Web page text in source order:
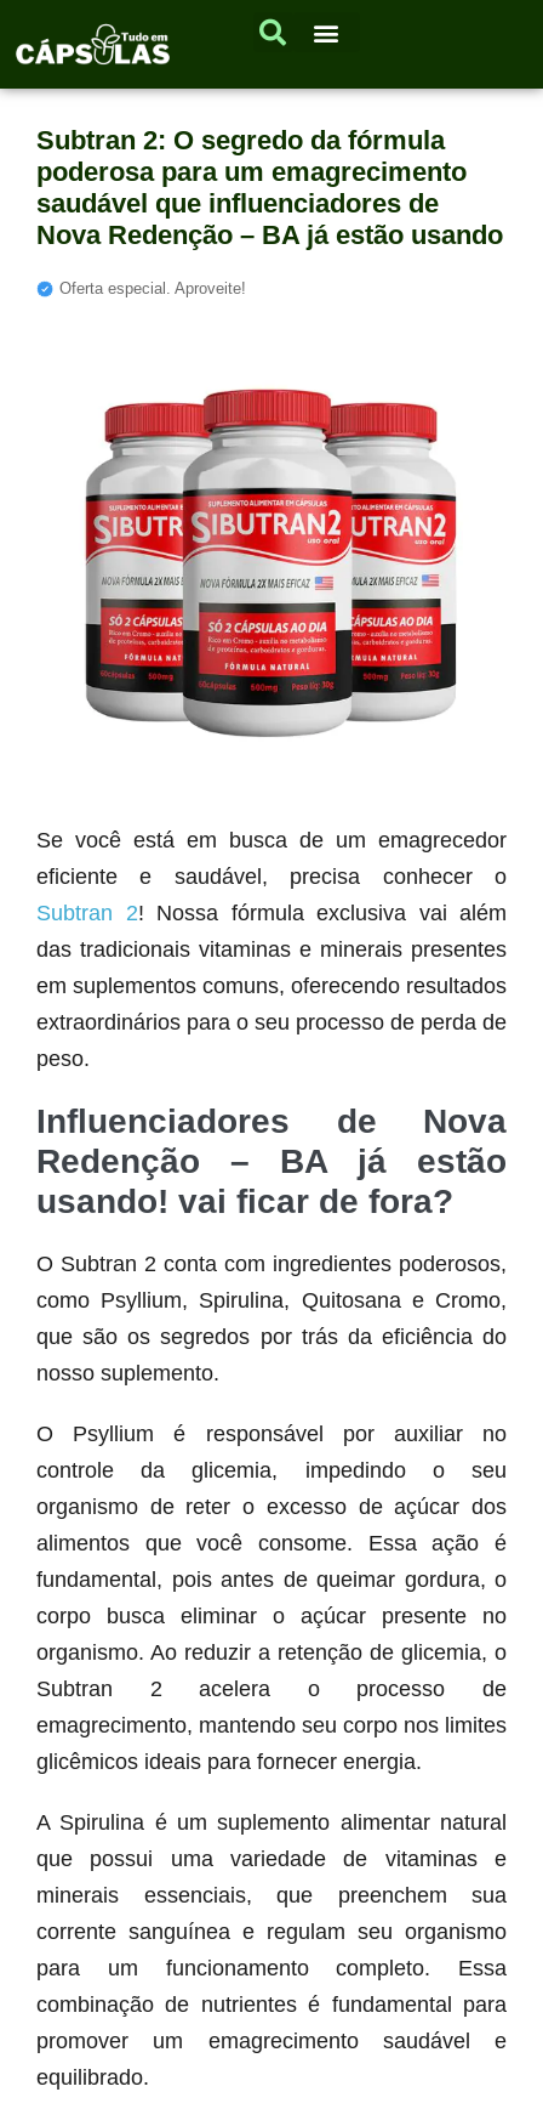
Subtran 2: O segredo da fórmula
poderosa para um emagrecimento
saudável que influenciadores de
Nova Redenção – BA já estão usando
Oferta especial. Aproveite!
Se você está em busca de um emagrecedor
eficiente e saudável, precisa conhecer o
Subtran 2! Nossa fórmula exclusiva vai além
das tradicionais vitaminas e minerais presentes
em suplementos comuns, oferecendo resultados
extraordinários para o seu processo de perda de
peso.
Influenciadores de Nova
Redenção – BA já estão
usando! vai ficar de fora?
O Subtran 2 conta com ingredientes poderosos,
como Psyllium, Spirulina, Quitosana e Cromo,
que são os segredos por trás da eficiência do
nosso suplemento.
O Psyllium é responsável por auxiliar no
controle da glicemia, impedindo o seu
organismo de reter o excesso de açúcar dos
alimentos que você consome. Essa ação é
fundamental, pois antes de queimar gordura, o
corpo busca eliminar o açúcar presente no
organismo. Ao reduzir a retenção de glicemia, o
Subtran 2 acelera o processo de
emagrecimento, mantendo seu corpo nos limites
glicêmicos ideais para fornecer energia.
A Spirulina é um suplemento alimentar natural
que possui uma variedade de vitaminas e
minerais essenciais, que preenchem sua
corrente sanguínea e regulam seu organismo
para um funcionamento completo. Essa
combinação de nutrientes é fundamental para
promover um emagrecimento saudável e
equilibrado.